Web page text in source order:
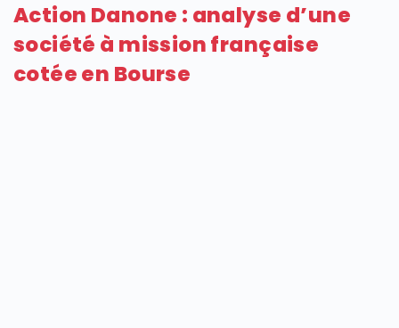
Action Danone : analyse d’une
société à mission française
cotée en Bourse